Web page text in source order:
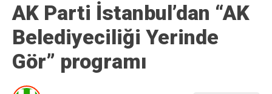
AK Parti İstanbul’dan “AK
Belediyeciliği Yerinde
Gör” programı